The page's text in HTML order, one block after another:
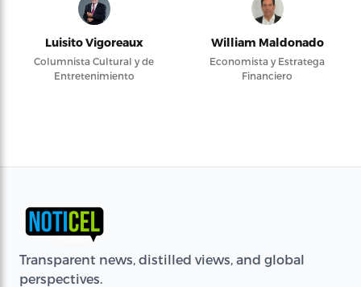
Luisito Vigoreaux
Columnista Cultural y de
Entretenimiento
William Maldonado
Economista y Estratega
Financiero
Transparent news, distilled views, and global
perspectives.